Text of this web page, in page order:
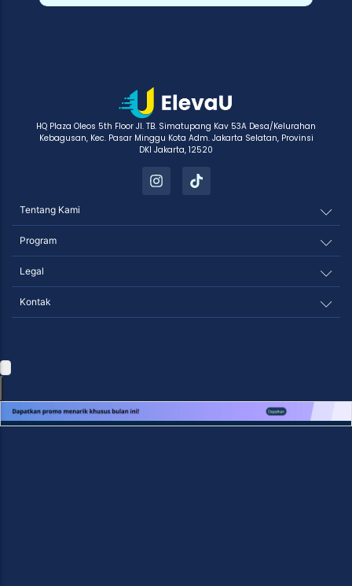
HQ Plaza Oleos 5th Floor Jl. TB. Simatupang Kav 53A Desa/Kelurahan
Kebagusan, Kec. Pasar Minggu Kota Adm. Jakarta Selatan, Provinsi
DKI Jakarta, 12520
Tentang Kami
Program
Legal
Kontak